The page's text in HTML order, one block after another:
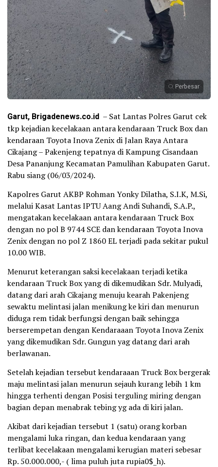
Perbesar
Garut, Brigadenews.co.id – Sat Lantas Polres Garut cek
tkp kejadian kecelakaan antara kendaraan Truck Box dan
kendaraan Toyota Inova Zenix di Jalan Raya Antara
Cikajang – Pakenjeng tepatnya di Kampung Cisandaan
Desa Pananjung Kecamatan Pamulihan Kabupaten Garut.
Rabu siang (06/03/2024).
Kapolres Garut AKBP Rohman Yonky Dilatha, S.I.K, M.Si,
melalui Kasat Lantas IPTU Aang Andi Suhandi, S.A.P.,
mengatakan kecelakaan antara kendaraan Truck Box
dengan no pol B 9744 SCE dan kendaraan Toyota Inova
Zenix dengan no pol Z 1860 EL terjadi pada sekitar pukul
10.00 WIB.
Menurut keterangan saksi kecelakaan terjadi ketika
kendaraan Truck Box yang di dikemudikan Sdr. Mulyadi,
datang dari arah Cikajang menuju kearah Pakenjeng
sewaktu melintasi jalan menikung ke kiri dan menurun
diduga rem tidak berfungsi dengan baik sehingga
berserempetan dengan Kendaraaan Toyota Inova Zenix
yang dikemudikan Sdr. Gungun yag datang dari arah
berlawanan.
Setelah kejadian tersebut kendaraaan Truck Box bergerak
maju melintasi jalan menurun sejauh kurang lebih 1 km
hingga terhenti dengan Posisi terguling miring dengan
bagian depan menabrak tebing yg ada di kiri jalan.
Akibat dari kejadian tersebut 1 (satu) orang korban
mengalami luka ringan, dan kedua kendaraan yang
terlibat kecelakaan mengalami kerugian materi sebesar
Rp. 50.000.000,- ( lima puluh juta rupia0$_h).